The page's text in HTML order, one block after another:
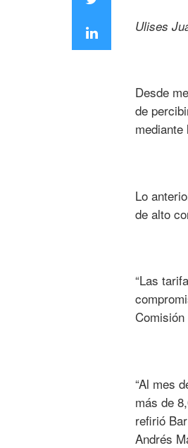
Ulises
Desde
de
Lo
de alto
“Las
“Al mes
más de
refirió
Andrés